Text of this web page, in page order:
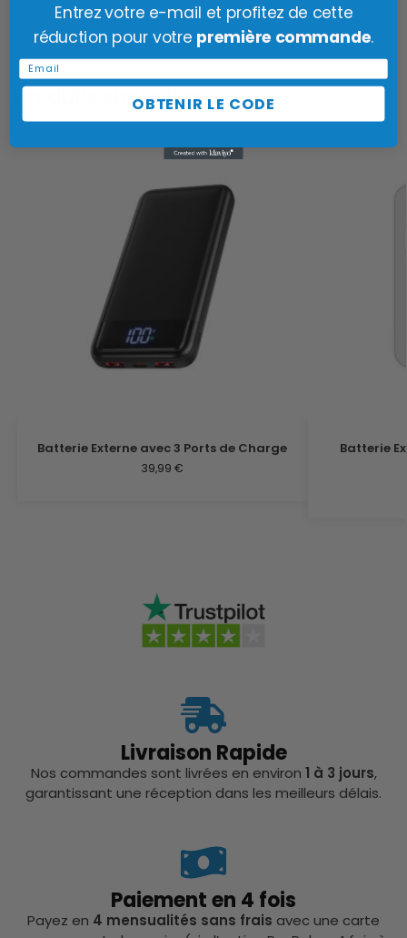
Catégorie : Batteries Externes 10000mAh
Produits similaires
Batterie Externe avec 3 Ports de Charge
39,99 €
Batterie
Livraison Rapide
Nos commandes sont livrées en environ 1 à 3 jours,
garantissant une réception dans les meilleurs délais.
Paiement en 4 fois
Payez en 4 mensualités sans frais avec une carte
Entrez votre e-mail et profitez de cette
réduction pour votre première commande.
Email
OBTENIR LE CODE